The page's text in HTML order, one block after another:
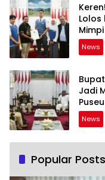
Lolos
News
Jadi
News
Popular Posts